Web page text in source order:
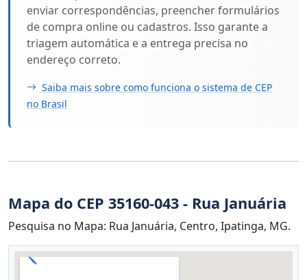
enviar correspondências, preencher formulários
de compra online ou cadastros. Isso garante a
triagem automática e a entrega precisa no
endereço correto.
Saiba mais sobre como funciona o sistema de CEP
no Brasil
Mapa do CEP 35160-043 - Rua Januária
Pesquisa no Mapa: Rua Januária, Centro, Ipatinga, MG.